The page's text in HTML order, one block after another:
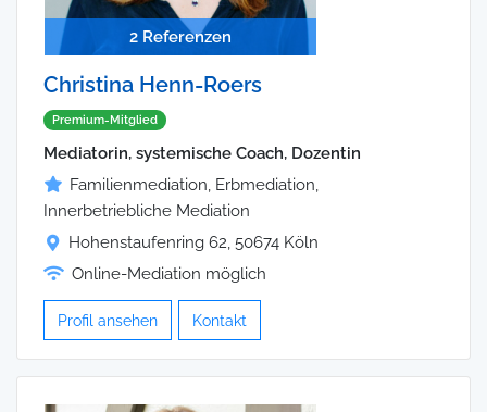
2 Referenzen
Christina Henn-Roers
Premium-Mitglied
Mediatorin, systemische Coach, Dozentin
Familienmediation, Erbmediation,
Innerbetriebliche Mediation
Hohenstaufenring 62, 50674 Köln
Online-Mediation möglich
Profil ansehen Kontakt